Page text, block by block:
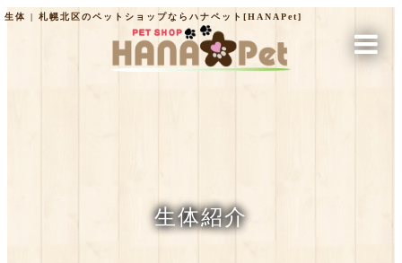
生体 | 札幌北区のペットショップならハナペット[HANAPet]
生体紹介